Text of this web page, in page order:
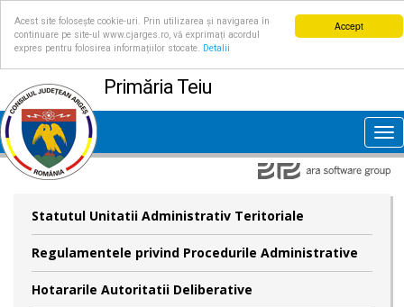
Accept
Acest site folosește cookie-uri. Prin utilizarea și navigarea în
continuare pe site-ul www.cjarges.ro, vă exprimați acordul
expres pentru folosirea informațiilor stocate.
Detalii
Primăria Teiu
Statutul Unitatii Administrativ Teritoriale
Regulamentele privind Procedurile Administrative
Hotararile Autoritatii Deliberative